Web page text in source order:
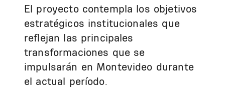
El proyecto contempla los objetivos
estratégicos institucionales que
reflejan las principales
transformaciones que se
impulsarán en Montevideo durante
el actual período.